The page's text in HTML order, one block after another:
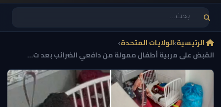
الرئيسية›الولايات المتحدة›
القبض على مربية أطفال ممولة من دافعي الضرائب بعد ت...